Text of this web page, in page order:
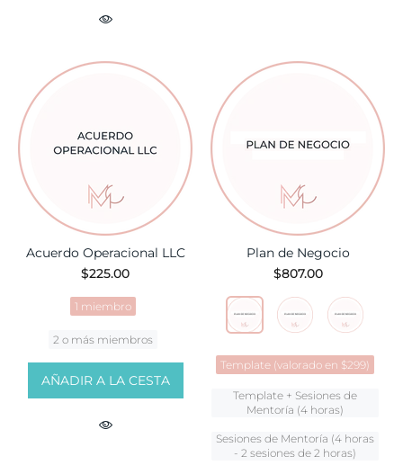
Acuerdo Operacional LLC
$225.00
1 miembro
2 o más miembros
AÑADIR A LA CESTA
Plan de Negocio
$807.00
Template (valorado en $299)
Template + Sesiones de
Mentoría (4 horas)
Sesiones de Mentoría (4 horas
- 2 sesiones de 2 horas)